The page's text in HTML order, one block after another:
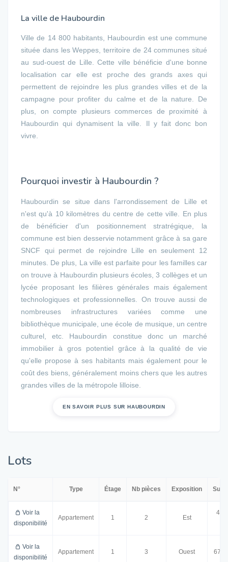
La ville de Haubourdin
Ville de 14 800 habitants, Haubourdin est une commune
située dans les Weppes, territoire de 24 communes situé
au sud-ouest de Lille. Cette ville bénéficie d'une bonne
localisation car elle est proche des grands axes qui
permettent de rejoindre les plus grandes villes et de la
campagne pour profiter du calme et de la nature. De
plus, on compte plusieurs commerces de proximité à
Haubourdin qui dynamisent la ville. Il y fait donc bon
vivre.
Pourquoi investir à Haubourdin ?
Haubourdin se situe dans l'arrondissement de Lille et
n'est qu'à 10 kilomètres du centre de cette ville. En plus
de bénéficier d'un positionnement stratrégique, la
commune est bien desservie notamment grâce à sa gare
SNCF qui permet de rejoindre Lille en seulement 12
minutes. De plus, La ville est parfaite pour les familles car
on trouve à Haubourdin plusieurs écoles, 3 collèges et un
lycée proposant les filières générales mais également
technologiques et professionnelles. On trouve aussi de
nombreuses infrastructures variées comme une
bibliothèque municipale, une école de musique, un centre
culturel, etc. Haubourdin constitue donc un marché
immobilier à gros potentiel grâce à la qualité de vie
qu'elle propose à ses habitants mais également pour le
coût des biens, généralement moins chers que les autres
grandes villes de la métropole lilloise.
EN SAVOIR PLUS SUR HAUBOURDIN
Lots
N° Type Étage Nb pièces Exposition
Voir la
disponibilité
Appartement 1 2 Est
Voir la
disponibilité
Appartement 1 3 Ouest 67.2